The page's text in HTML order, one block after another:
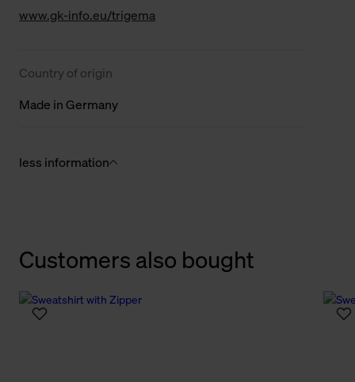
www.gk-info.eu/trigema
Country of origin
Made in Germany
less information
Customers also bought